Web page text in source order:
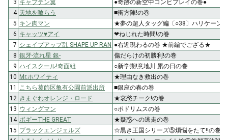
3 キャプテン翼
●奇跡の新空中コンビプレイの巻●
4 天地を喰らう
■衝方陣!の巻
5 キン肉マン
★夢の超人タッグ編〔○38〕ハリケーン
6 キャッツ♥アイ
❤ねじれた時間!の巻
7 シェイプアップ乱 SHAPE UP RAN ●右近現わるの巻 ★前編でござる★
8 銀牙-流れ星 銀-
傷だらけの初勝利!の巻
9 ハイスクール!奇面組
○新学期!意地川 累の日の巻
10 Mr.ホワイティ
★理由なき救出の巻
11
こちら葛飾区亀有公園前派出所
■銀座の春の巻
12 きまぐれオレンジ・ロード
★哀愁チーク!の巻
13 ウィングマン
○ポドリムスの巻
14 ボギーTHE GREAT
★疑惑への逃走の巻
15 ブラックエンジェルズ
☆黒き王国シリーズ⑤煩悩をたて!!の巻